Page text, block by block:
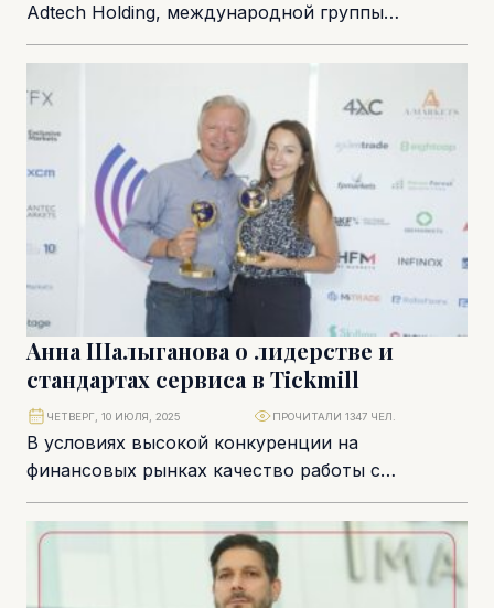
Adtech Holding, международной группы
компаний, работающей в сфере рекламных
технологий и цифровой монетизации. Более
20...
Анна Шалыганова о лидерстве и
стандартах сервиса в Tickmill
В условиях высокой конкуренции на
финансовых рынках качество работы с
клиентами становится ключевым фактором
доверия и лояльности. О том, как...
ЧЕТВЕРГ, 10 ИЮЛЯ, 2025 ПРОЧИТАЛИ 1347 ЧЕЛ.